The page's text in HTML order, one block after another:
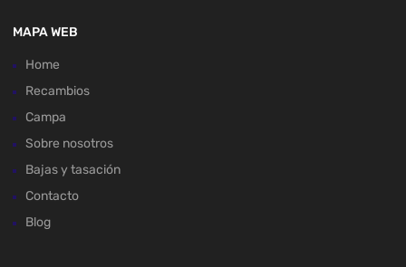
MAPA WEB
Home
Recambios
Campa
Sobre nosotros
Bajas y tasación
Contacto
Blog